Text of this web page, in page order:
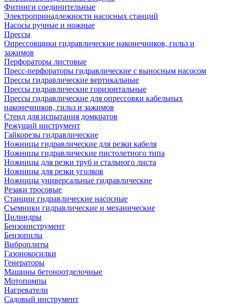
Фитинги соединительные
Электропринадлежности насосных станций
Насосы ручные и ножные
Прессы
Опрессовщики гидравлические наконечников, гильз и
зажимов
Перфораторы листовые
Пресс-перфораторы гидравлические с выносным насосом
Прессы гидравлические вертикальные
Прессы гидравлические горизонтальные
Прессы гидравлические для опрессовки кабельных
наконечников, гильз и зажимов
Стенд для испытания домкратов
Режущий инструмент
Гайкорезы гидравлические
Ножницы гидравлические для резки кабеля
Ножницы гидравлические пистолетного типа
Ножницы для резки труб и стального листа
Ножницы для резки уголков
Ножницы универсальные гидравлические
Резаки тросовые
Станции гидравлические насосные
Съемники гидравлические и механические
Цилиндры
Бензоинструмент
Бензопилы
Виброплиты
Газонокосилки
Генераторы
Машины бетоноотделочные
Мотопомпы
Нагреватели
Садовый инструмент